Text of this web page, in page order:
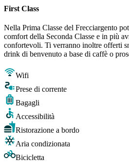
First Class
Nella Prima Classe del Frecciargento
comfort della Seconda Classe e in più
confortevoli. Ti verranno inoltre offerti
drink di benvenuto a base di caffè o
Wifi
Prese di corrente
Bagagli
Accessibilità
Ristorazione a bordo
Aria condizionata
Bicicletta